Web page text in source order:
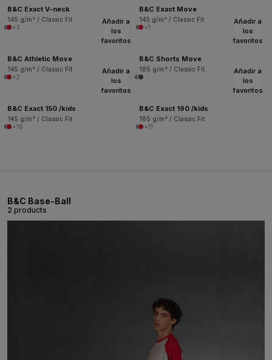
B&C Exact V-neck
145 g/m² / Classic Fit
+3
B&C Exact Move
145 g/m² / Classic Fit
+1
Añadir a
los
favoritos
B&C Athletic Move
145 g/m² / Classic Fit
+2
Añadir a
los
favoritos
B&C Shorts Move
185 g/m² / Classic Fit
Añadir a
los
favoritos
B&C Exact 150 /kids
145 g/m² / Classic Fit
+16
Añadir a
los
favoritos
B&C Exact 190 /kids
185 g/m² / Classic Fit
+11
B&C Base-Ball
2 products